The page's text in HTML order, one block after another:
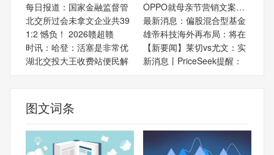
每日报道：国家金融监督管
OPPO就母亲节营销文案存在
北交所过会未拿文企业共39
最新消息：偏股混合型基金
1:2 憾负！ 2026赣超赣
雄帝科技海外再布局：将在
时讯：哈登：活塞是非常优
【新要闻】莱切vs尤文：实
湖北交投大王收费站便民解
新消息丨PriceSeek提醒：
图文词条